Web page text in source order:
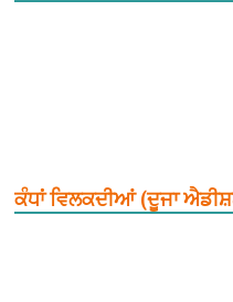
ਕੰਧਾਂ ਵਿਲਕਦੀਆਂ (ਦੂਜਾ